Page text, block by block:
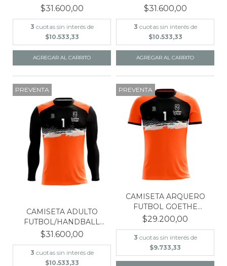
GOETHE S...
$31.600,00
3 cuotas sin interés de
$10.533,33
AGREGAR AL CARRITO
GOETHE S...
$31.600,00
3 cuotas sin interés de
$10.533,33
AGREGAR AL CARRITO
PREVENTA
CAMISETA ADULTO
FUTBOL/HANDBALL
GOETHE S...
$31.600,00
3 cuotas sin interés de
$10.533,33
PREVENTA
CAMISETA ARQUERO
FUTBOL GOETHE
SCHULE -A...
$29.200,00
3 cuotas sin interés de
$9.733,33